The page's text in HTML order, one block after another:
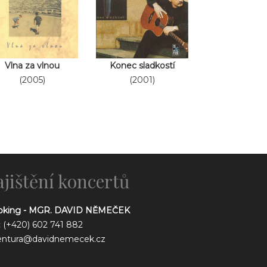
Vlna za vlnou
(2005)
Konec sladkostí
(2001)
koncertů
- MGR. DAVID NĚMEČEK
(+420) 602 741 882